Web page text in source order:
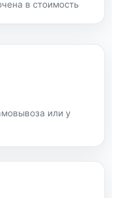
в стоимость
или у